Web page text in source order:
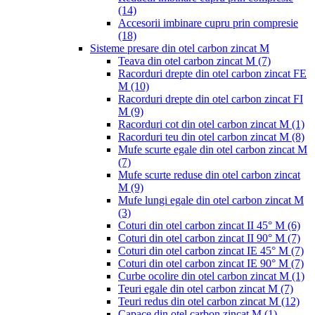
(14)
Accesorii imbinare cupru prin compresie
(18)
Sisteme presare din otel carbon zincat M
Teava din otel carbon zincat M (7)
Racorduri drepte din otel carbon zincat FE
M (10)
Racorduri drepte din otel carbon zincat FI
M (9)
Racorduri cot din otel carbon zincat M (1)
Racorduri teu din otel carbon zincat M (8)
Mufe scurte egale din otel carbon zincat M
(7)
Mufe scurte reduse din otel carbon zincat
M (9)
Mufe lungi egale din otel carbon zincat M
(3)
Coturi din otel carbon zincat II 45° M (6)
Coturi din otel carbon zincat II 90° M (7)
Coturi din otel carbon zincat IE 45° M (7)
Coturi din otel carbon zincat IE 90° M (7)
Curbe ocolire din otel carbon zincat M (1)
Teuri egale din otel carbon zincat M (7)
Teuri redus din otel carbon zincat M (12)